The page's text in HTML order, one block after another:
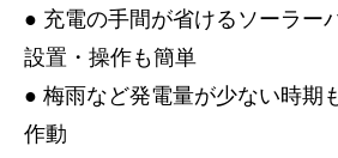
● 充電の手間が省けるソーラー
設置・操作も簡単
● 梅雨など発電量が少ない時期
作動